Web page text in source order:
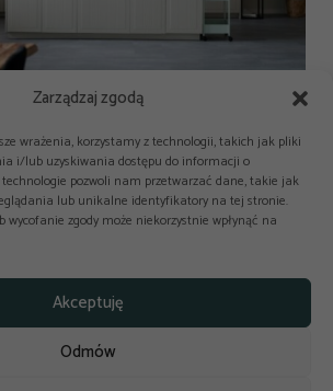
Zarządzaj zgodą
wrażenia, korzystamy z technologii, takich jak pliki
i/lub uzyskiwania dostępu do informacji o
pozwoli nam przetwarzać dane, takie jak
lub unikalne identyfikatory na tej stronie.
wycofanie zgody może niekorzystnie wpłynąć na
Akceptuję
Odmów
© 2025-2026 odkuchni.co
Polityka prywatności
Regulamin
Reklama